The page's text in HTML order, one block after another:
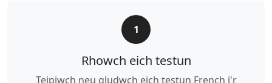
1
Rhowch eich testun
Teipiwch neu gludwch eich testun French i'r